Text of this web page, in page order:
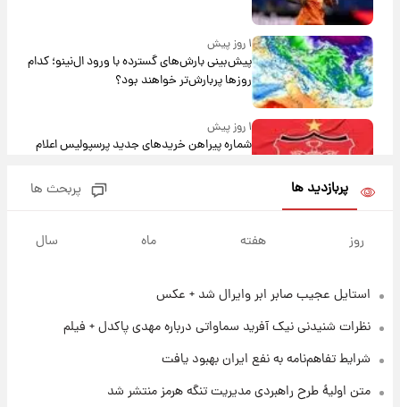
۱ روز پیش
پیش‌بینی بارش‌های گسترده با ورود ال‌نینو؛ کدام
روزها پربارش‌تر خواهند بود؟
۱ روز پیش
شماره پیراهن خریدهای جدید پرسپولیس اعلام
شد+فیلم
۱ روز پیش
امروز پنجشنبه ۱۵ مرداد ۱۴۰۵ +جدول
قیمت طلا و سکه امروز پنجشنبه ۱۵ مرداد ۱۴۰۵
پربازدید ها پربحث ها
روز هفته ماه سال
استایل عجیب صابر ابر وایرال شد + عکس
نظرات شنیدنی نیک آفرید سماواتی درباره مهدی پاکدل + فیلم
شرایط تفاهم‌نامه به نفع ایران بهبود یافت
متن اولیۀ طرح راهبردی مدیریت تنگه هرمز منتشر شد